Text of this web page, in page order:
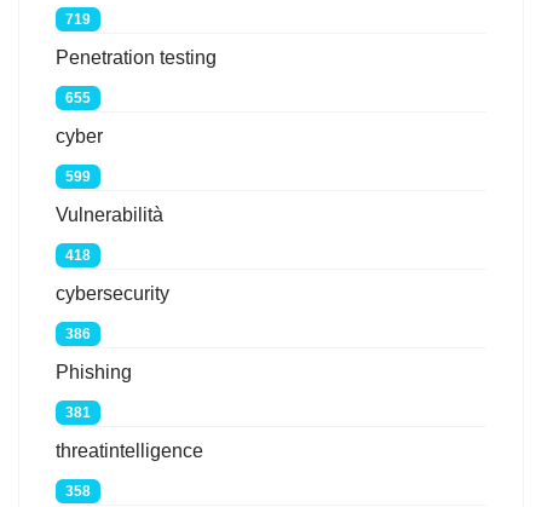
719
Penetration testing
655
cyber
599
Vulnerabilità
418
cybersecurity
386
Phishing
381
threatintelligence
358